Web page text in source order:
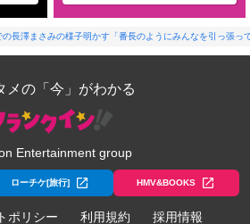
の長澤まさみの様子明かす「番長のようにみんなを引っ張っ
メの「今」がわかる
Entertainment group
ローチケ[旅行] HMV&BOOKS
ポリシー 利用規約 採用情報